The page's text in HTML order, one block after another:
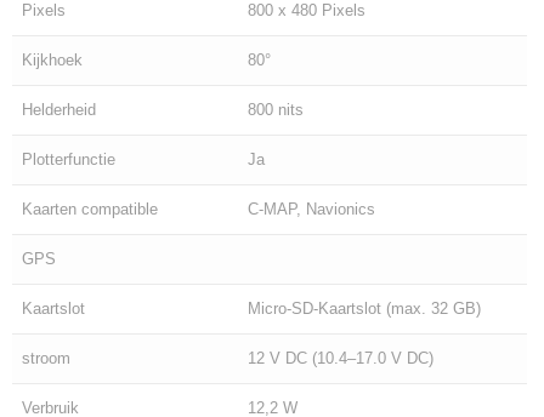
Pixels 800 x 480 Pixels
Kijkhoek 80°
Helderheid 800 nits
Plotterfunctie Ja
Kaarten compatible C-MAP, Navionics
GPS
Kaartslot Micro-SD-Kaartslot (max. 32 GB)
stroom 12 V DC (10.4–17.0 V DC)
Verbruik 12,2 W